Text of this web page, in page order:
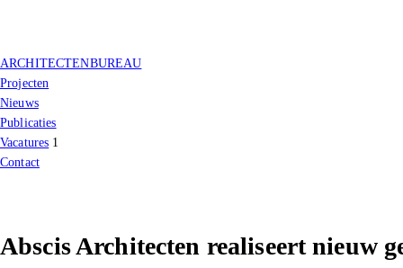
ARCHITECTENBUREAU
Projecten
Nieuws
Publicaties
Vacatures 1
Contact
Abscis Architecten realiseert nieuw